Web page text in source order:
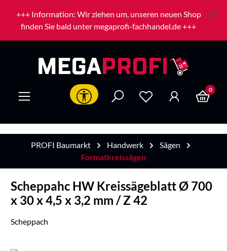
Zum Hauptinhalt springen
+++ Information: Wir ziehen um, unseren neuen Shop
finden Sie bald unter megaprofi-fachhandel.de +++
Werkzeugleiste anzeigen 0
PROFI Baumarkt Handwerk
Sägen
Formatkreissägen
Scheppahc HW Kreissägeblatt Ø 700
x 30 x 4,5 x 3,2 mm / Z 42
Scheppach